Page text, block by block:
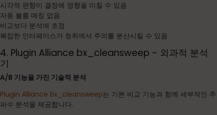
시각적 편향이 결정에 영향을 미칠 수 있음
자동 볼륨 매칭 없음
비교보다 분석에 초점
복잡한 인터페이스가 청취에서 주의를 분산시킬 수 있음
4. Plugin Alliance bx_cleansweep - 외과적 분석
기
A/B 기능을 가진 기술적 분석
Plugin Alliance bx_cleansweep는 기본 비교 기능과 함께 세부적인 주
파수 분석을 제공합니다.